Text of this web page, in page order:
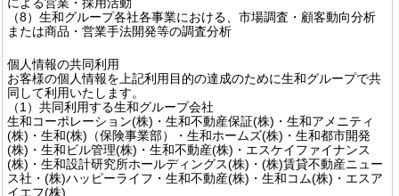
（8）生和グループ各社各事業における、市場調査・顧客動向分析
または商品・営業手法開発等の調査分析
個人情報の共同利用
お客様の個人情報を上記利用目的の達成のために生和グループで共
同して利用いたします。
（1）共同利用する生和グループ会社
生和コーポレーション(株)・生和不動産保証(株)・生和アメニティ
(株)・生和(株)（保険事業部）・生和ホームズ(株)・生和都市開発
(株)・生和ビル管理(株)・生和不動産(株)・エスケイファイナンス
(株)・生和設計研究所ホールディングス(株)・(株)賃貸不動産ニュー
ス社・(株)ハッピーライフ・生和不動産(株)・生和コム(株)・エスア
イエフ(株)